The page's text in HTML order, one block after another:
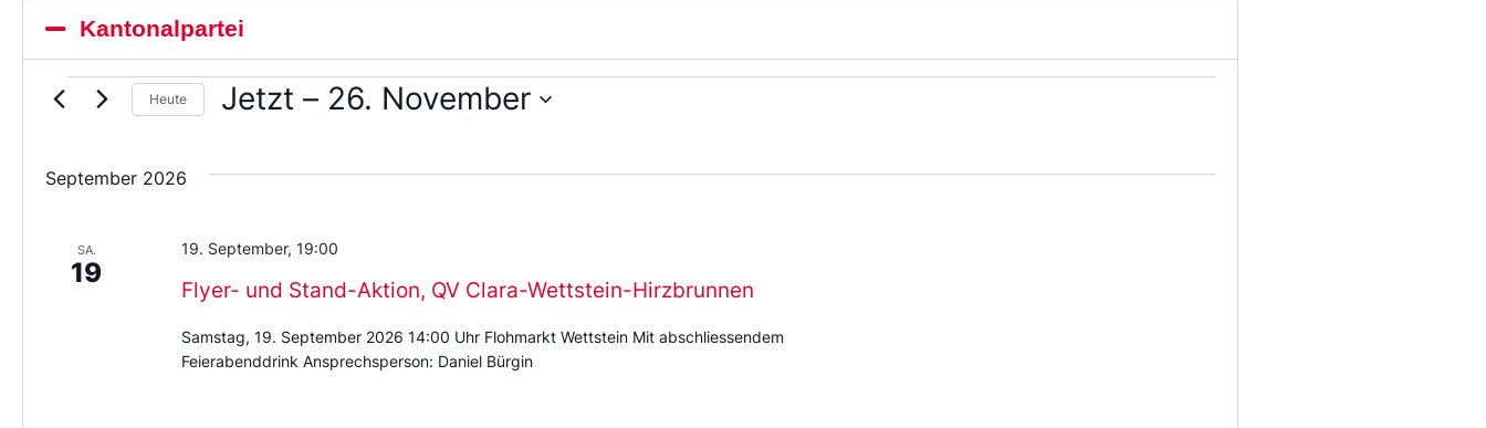
Kantonalpartei
Heute Jetzt – 26. November
das
September 2026
SA.
19
Flyer- und Stand-Aktion, QV Clara-Wettstein-Hirzbrunnen
19. September, 19:00
Samstag, 19. September 2026 14:00 Uhr Flohmarkt Wettstein Mit abschliessendem
Feierabenddrink Ansprechsperson: Daniel Bürgin